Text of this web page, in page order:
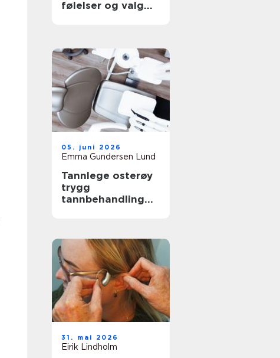
følelser og valg
05. juni 2026
Emma Gundersen Lund
Tannlege osterøy
trygg
tannbehandling
31. mai 2026
Eirik Lindholm